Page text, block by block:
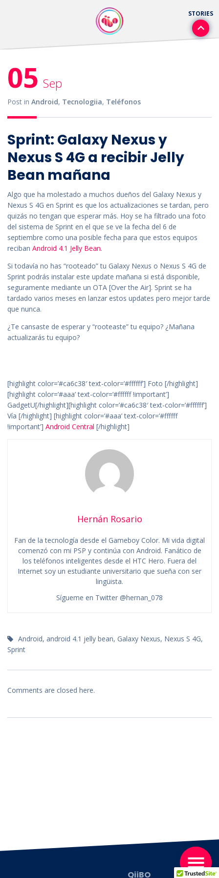
05 Sep
Post in Android, Tecnologiia, Teléfonos
Sprint: Galaxy Nexus y
Nexus S 4G a recibir Jelly
Bean mañana
Algo que ha molestado a muchos dueños del Galaxy Nexus y
Nexus S 4G en Sprint es que los actualizaciones se tardan, pero
quizás no tengan que esperar más. Hoy se ha filtrado una foto
del sistema de Sprint en el que se ve la fecha del 6 de
septiembre como una posible fecha para que estos equipos
reciban Android 4.1 Jelly Bean.
Si todavía no has “rooteado” tu Galaxy Nexus o Nexus S 4G de
Sprint podrás instalar este update mañana si está disponible,
seguramente mediante un OTA [Over the Air]. Sprint se ha
tardado varios meses en lanzar estos updates pero mejor tarde
que nunca.
¿Te cansaste de esperar y “rooteaste” tu equipo? ¿Mañana
actualizarás tu equipo?
[highlight color=’#ca6c38′ text-color=’#ffffff’] Foto [/highlight]
[highlight color=’#aaa’ text-color=’#ffffff !important’]
GadgetU[/highlight][highlight color=’#ca6c38′ text-color=’#ffffff’]
Vía [/highlight] [highlight color=’#aaa’ text-color=’#ffffff
!important’] Android Central [/highlight]
Hernán Rosario
Fan de la tecnología desde el Gameboy Color. Mi vida digital
comenzó con mi PSP y continúa con Android. Fanático de
los teléfonos inteligentes desde el HTC Hero. Fuera del
Internet soy un estudiante universitario que sueña con ser
lingüista.
Sígueme en Twitter @hernan_078
Android, android 4.1 jelly bean, Galaxy Nexus, Nexus S 4G,
Sprint
Comments are closed here.
QiiBO